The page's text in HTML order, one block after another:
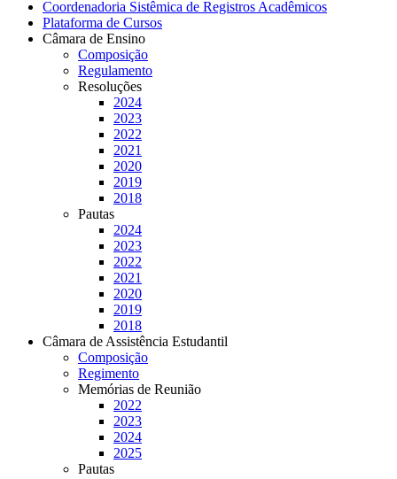
Coordenadoria Sistêmica de Registros Acadêmicos
Plataforma de Cursos
Câmara de Ensino
Composição
Regulamento
Resoluções
2024
2023
2022
2021
2020
2019
2018
Pautas
2024
2023
2022
2021
2020
2019
2018
Câmara de Assistência Estudantil
Composição
Regimento
Memórias de Reunião
2022
2023
2024
2025
Pautas